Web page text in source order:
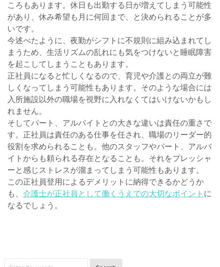
ころもあります。休日も出勤する日が増えてしまう可能性
があり、休み希望も月に何回まで、と決められることが多
いです。
今述べたように、夜勤がシフトに不規則に組み込まれてし
まうため、生活リズムの乱れにも気をつけないと睡眠障害
を起こしてしまうこともあります。
正社員になると忙しくなるので、育児や介護との両立が難
しくなってしまう可能性もあります。そのような場合には
入所施設以外の職場を視野に入れなくてはいけないかもし
れません。
そしてパート、アルバイトとの大きな違いは責任の重さで
す。正社員は責任のある仕事を任され、職場のリーダー的
役割を求められることも。他のスタッフやパート、アルバ
イトからも頼られる存在となることも。それをプレッシャ
ーと感じストレスが溜まってしまう可能性もあります。
この正社員登用によるデメリットに納得できるかどうか
も、 介護士が正社員として働くうえでの大切なポイント に
なるでしょう。